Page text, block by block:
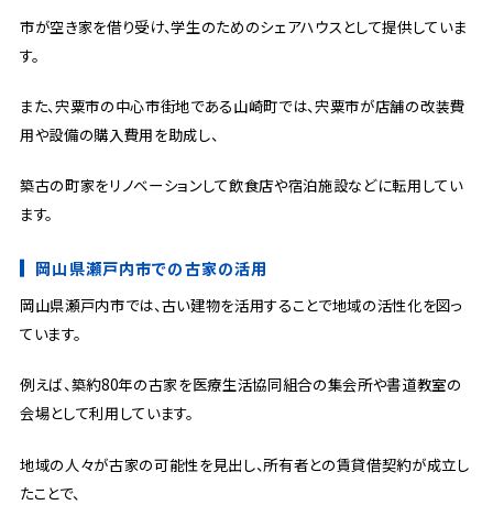
市が空き家を借り受け、学生のためのシェアハウスとして提供していま
す。
また、宍粟市の中心市街地である山崎町では、宍粟市が店舗の改装費
用や設備の購入費用を助成し、
築古の町家をリノベーションして飲食店や宿泊施設などに転用してい
ます。
岡山県瀬戸内市での古家の活用
岡山県瀬戸内市では、古い建物を活用することで地域の活性化を図っ
ています。
例えば、築約80年の古家を医療生活協同組合の集会所や書道教室の
会場として利用しています。
地域の人々が古家の可能性を見出し、所有者との賃貸借契約が成立し
たことで、